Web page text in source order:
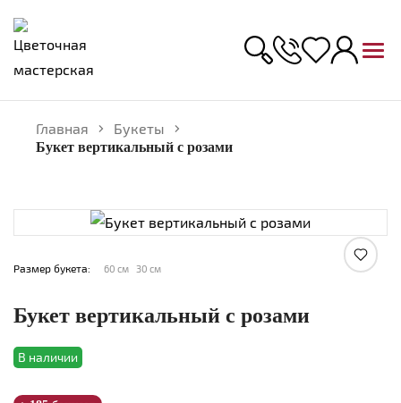
Главная Букеты
Букет вертикальный с розами
Увеличить
Размер букета: 60 см 30 см
Букет вертикальный с розами
В наличии